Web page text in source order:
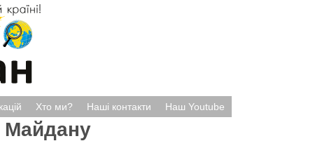
Хто ми? Наші контакти Наш Youtube
Майдану